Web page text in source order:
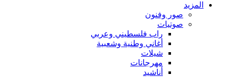
المزيد
صور وفنون
صوتيات
راب فلسطيني وعربي
أغاني وطنية وشعبية
شيلات
مهرجانات
أناشيد